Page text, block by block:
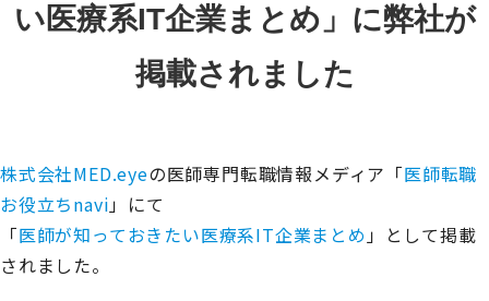
お知らせ
企業情報
い医療系IT企業まとめ」に弊社が
掲載されました
株式会社MED.eyeの医師専門転職情報メディア「医師転職
お役立ちnavi 」にて
「医師が知っておきたい医療系IT企業まとめ 」として掲載
されました。